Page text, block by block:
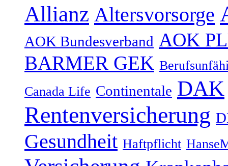
Allianz Altersvorsorge
AOK Bundesverband AOK
BARMER GEK
Canada Life Continentale DAK
Rentenversicherung
Gesundheit Haftpflicht